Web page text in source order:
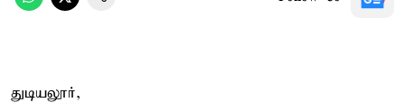
துடியலூர்,